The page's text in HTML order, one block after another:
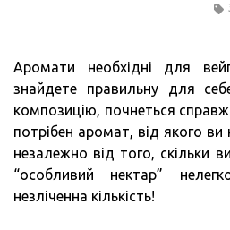
Аромати необхідні для
знайдете правильну для
композицію, почнеться
потрібен аромат, від якого ви
незалежно від того, скільки
“особливий нектар”
незліченна кількість!